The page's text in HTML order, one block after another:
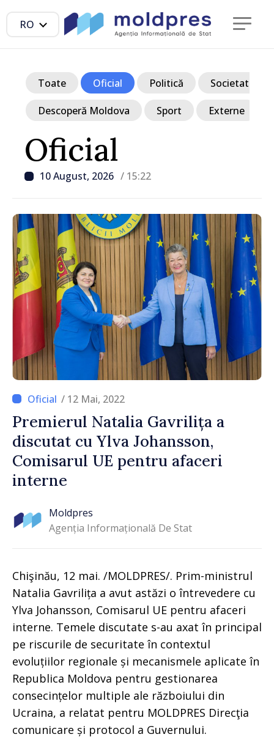
RO
Oficial
10 August, 2026 / 15:22
Toate Oficial Politică Societate
Descoperă Moldova Sport Externe
/ 12 Mai, 2022
Premierul Natalia Gavrilița a
discutat cu Ylva Johansson,
Comisarul UE pentru afaceri
interne
Moldpres
Agenția Informațională De Stat
Chişinău, 12 mai. /MOLDPRES/. Prim-ministrul
Natalia Gavrilița a avut astăzi o întrevedere cu
Ylva Johansson, Comisarul UE pentru afaceri
interne. Temele discutate s-au axat în principal
pe riscurile de securitate în contextul
evoluțiilor regionale și mecanismele aplicate în
Republica Moldova pentru gestionarea
consecințelor multiple ale războiului din
Ucraina, a relatat pentru MOLDPRES Direcţia
comunicare și protocol a Guvernului.